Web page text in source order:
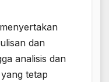
dan
analisis dan
tetap